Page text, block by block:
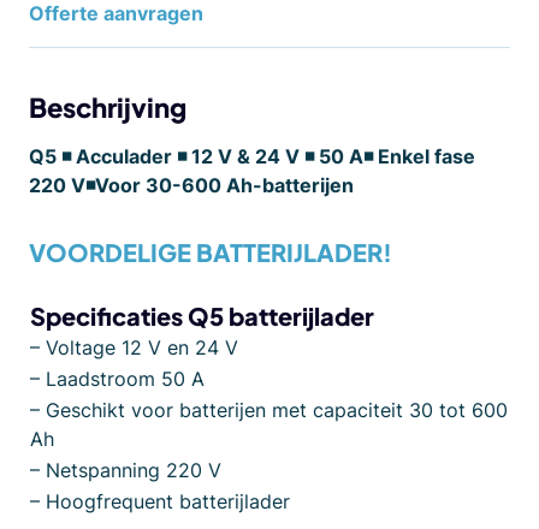
Offerte aanvragen
Beschrijving
Q5 ◾ Acculader ◾ 12 V & 24 V ◾ 50 A◾ Enkel fase
220 V◾Voor 30-600 Ah-batterijen
VOORDELIGE BATTERIJLADER!
Specificaties Q5 batterijlader
– Voltage 12 V en 24 V
– Laadstroom 50 A
– Geschikt voor batterijen met capaciteit 30 tot 600
Ah
– Netspanning 220 V
– Hoogfrequent batterijlader